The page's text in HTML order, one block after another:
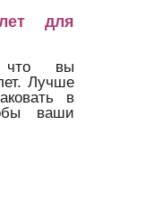
для
что вы
Лучше
в
ваши